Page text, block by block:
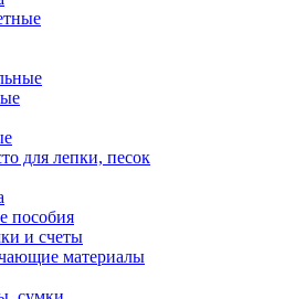
для лепки, песок
пособия
и счеты
материалы